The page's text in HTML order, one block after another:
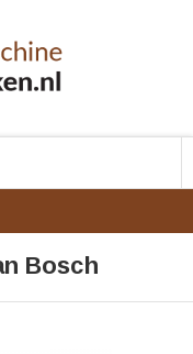
Bosch